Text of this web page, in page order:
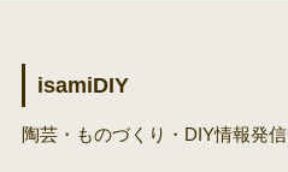
isamiDIY
陶芸・ものづくり・DIY情報発信